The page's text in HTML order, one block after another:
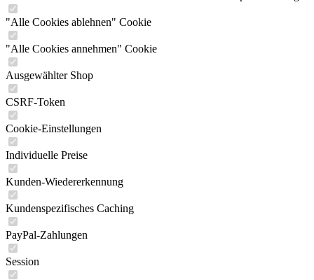
"Alle Cookies ablehnen" Cookie
"Alle Cookies annehmen" Cookie
Ausgewählter Shop
CSRF-Token
Cookie-Einstellungen
Individuelle Preise
Kunden-Wiedererkennung
Kundenspezifisches Caching
PayPal-Zahlungen
Session